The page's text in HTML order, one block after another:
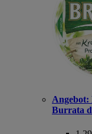
Angebot:
Burrata